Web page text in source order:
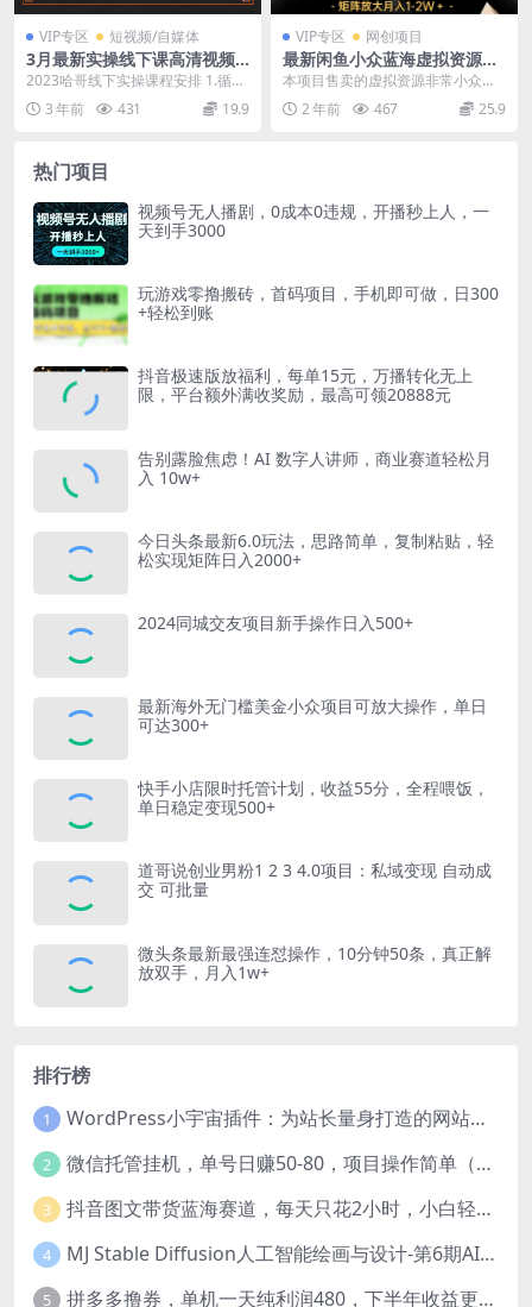
VIP专区 短视频/自媒体
3月最新实操线下课高清视频
课件，如何玩转小而美，高毛
2023哈哥线下实操课程安排 1.循环
脚本的搭建落实到每个商家 2.如何
塑品逼单...
3 年前 431 19.9
VIP专区 网创项目
最新闲鱼小众蓝海虚拟资源，
单号日入300＋，三天必起
本项目售卖的虚拟资源非常小众，
宅男的最爱，并且市场一片蓝海！
只需一步手机，随时随...
2 年前 467 25.9
热门项目
视频号无人播剧，0成本0违规，开播秒上人，一
天到手3000
玩游戏零撸搬砖，首码项目，手机即可做，日300
+轻松到账
抖音极速版放福利，每单15元，万播转化无上
限，平台额外满收奖励，最高可领20888元
告别露脸焦虑！AI 数字人讲师，商业赛道轻松月
入 10w+
今日头条最新6.0玩法，思路简单，复制粘贴，轻
松实现矩阵日入2000+
2024同城交友项目新手操作日入500+
最新海外无门槛美金小众项目可放大操作，单日
可达300+
快手小店限时托管计划，收益55分，全程喂饭，
单日稳定变现500+
道哥说创业男粉1 2 3 4.0项目：私域变现 自动成
交 可批量
微头条最新最强连怼操作，10分钟50条，真正解
放双手，月入1w+
排行榜
1 WordPress小宇宙插件：为站长量身打造的网站性能与SEO优化插件
2 微信托管挂机，单号日赚50-80，项目操作简单（附无限注册实名微信号教程）
3 抖音图文带货蓝海赛道，每天只花2小时，小白轻松过万
4 MJ Stable Diffusion人工智能绘画与设计-第6期AIGC课程（35节）
5 拼多多撸券，单机一天纯利润480，下半年收益更高，不限设备，不限IP。